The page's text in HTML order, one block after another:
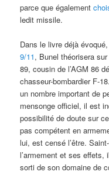
parce que également
ledit missile.
Dans le livre déjà
9/11, Bunel théorisera
89, cousin de l’AGM 86
chasseur-bombardier F-
un nombre important de
mensonge officiel, il est
possibilité de doute sur
pas compétent en
lui, est censé l’être.
l’armement et ses effets,
sorti de son domaine de